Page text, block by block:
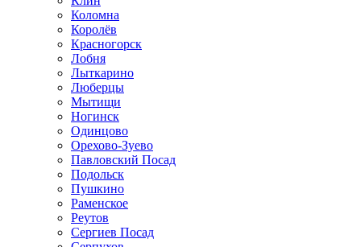
Коломна
Королёв
Красногорск
Лобня
Лыткарино
Люберцы
Мытищи
Ногинск
Одинцово
Орехово-Зуево
Павловский Посад
Подольск
Пушкино
Раменское
Реутов
Сергиев Посад